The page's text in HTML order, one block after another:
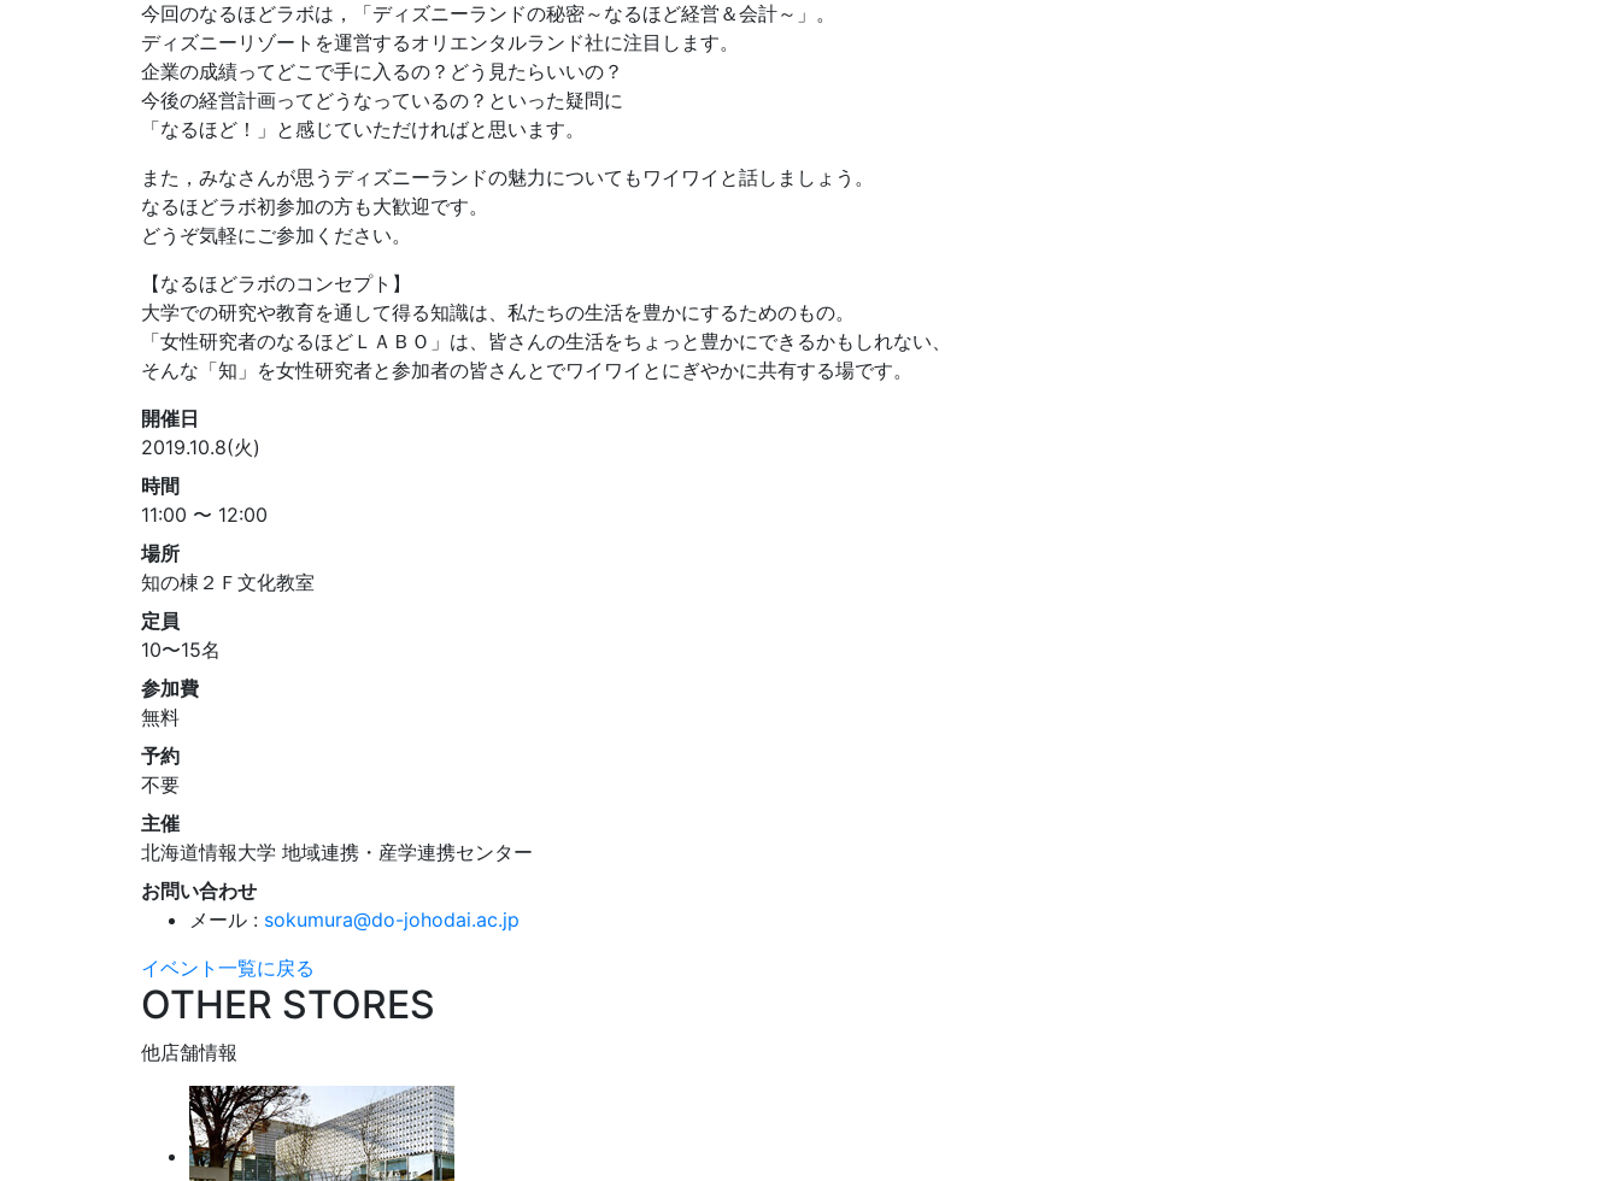
今回のなるほどラボは，「ディズニーランドの秘密～なるほど経営＆会計～」。
ディズニーリゾートを運営するオリエンタルランド社に注目します。
企業の成績ってどこで手に入るの？どう見たらいいの？
今後の経営計画ってどうなっているの？といった疑問に
「なるほど！」と感じていただければと思います。
また，みなさんが思うディズニーランドの魅力についてもワイワイと話しましょう。
なるほどラボ初参加の方も大歓迎です。
どうぞ気軽にご参加ください。
【なるほどラボのコンセプト】
大学での研究や教育を通して得る知識は、私たちの生活を豊かにするためのもの。
「女性研究者のなるほどＬＡＢＯ」は、皆さんの生活をちょっと豊かにできるかもしれない、
そんな「知」を女性研究者と参加者の皆さんとでワイワイとにぎやかに共有する場です。
開催日
2019.10.8(火)
時間
11:00 〜 12:00
場所
知の棟２Ｆ文化教室
定員
10〜15名
参加費
無料
予約
不要
主催
北海道情報大学 地域連携・産学連携センター
お問い合わせ
メール : sokumura@do-johodai.ac.jp
イベント一覧に戻る
OTHER STORES
他店舗情報